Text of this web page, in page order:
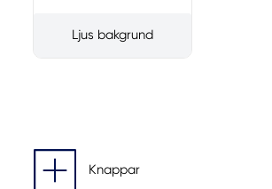
Ljus bakgrund
Knappar